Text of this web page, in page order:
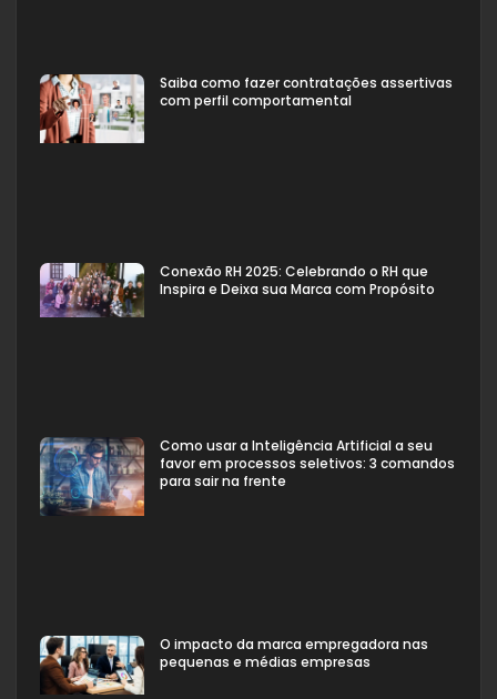
Saiba como fazer contratações assertivas
com perfil comportamental
Conexão RH 2025: Celebrando o RH que
Inspira e Deixa sua Marca com Propósito
Como usar a Inteligência Artificial a seu
favor em processos seletivos: 3 comandos
para sair na frente
O impacto da marca empregadora nas
pequenas e médias empresas